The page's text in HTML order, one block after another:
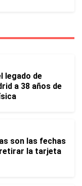
legado de
a 38 años de
son las fechas
la tarjeta